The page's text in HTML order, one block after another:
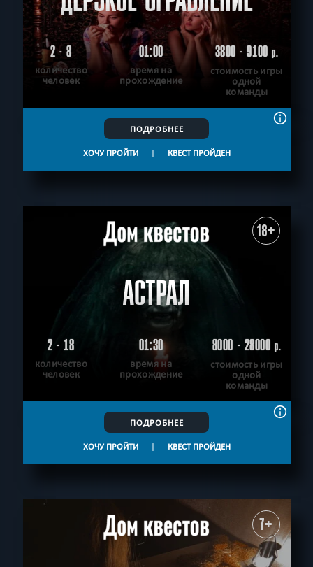
2 - 8
количество
человек
01:00
время на
прохождение
3800 - 9100р.
стоимость игры
одной
команды
ПОДРОБНЕЕ
ХОЧУ ПРОЙТИ | КВЕСТ ПРОЙДЕН
18+
АСТРАЛ
2 - 18
количество
человек
01:30
время на
прохождение
8000 - 28000р.
стоимость игры
одной
команды
ПОДРОБНЕЕ
ХОЧУ ПРОЙТИ | КВЕСТ ПРОЙДЕН
7+